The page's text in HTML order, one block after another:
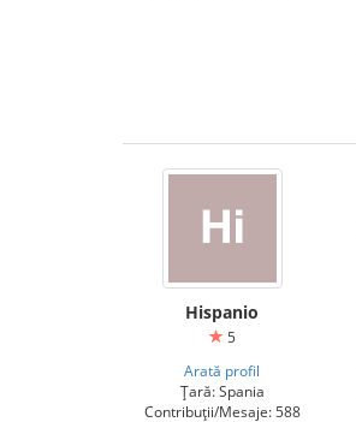
Hispanio
5
Arată profil
Țară: Spania
Contribuții/Mesaje: 588